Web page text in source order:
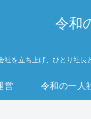
令和
社を立ち上げ、ひとり社長
営 令和の一人